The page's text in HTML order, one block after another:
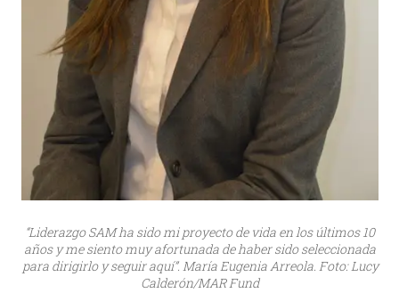
“Liderazgo SAM ha sido mi proyecto de vida en los últimos 10
años y me siento muy afortunada de haber sido seleccionada
para dirigirlo y seguir aquí”. María Eugenia Arreola. Foto: Lucy
Calderón/MAR Fund